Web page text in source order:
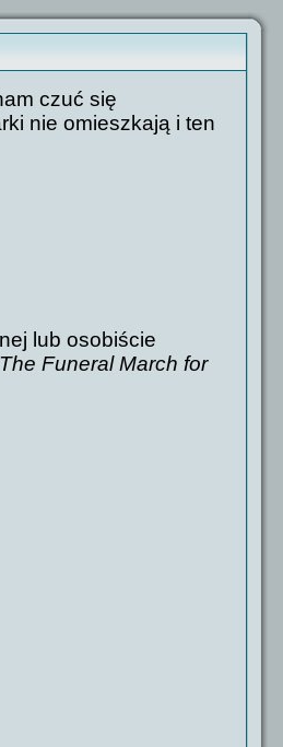
czuć się
nie omieszkają i ten
lub osobiście
Funeral March for